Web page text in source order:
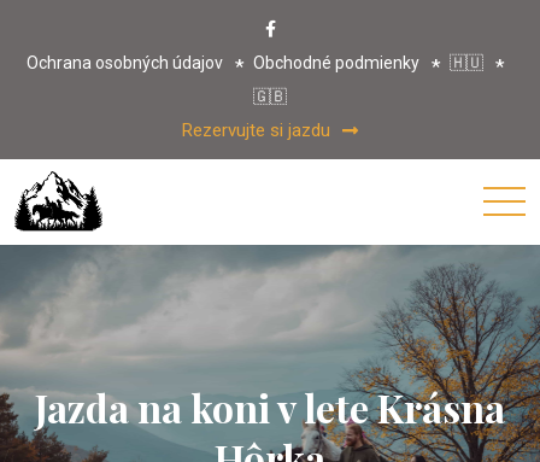
Ochrana osobných údajov Obchodné podmienky
🇭🇺
🇬🇧
Rezervujte si jazdu
Jazda na koni v lete Krásna